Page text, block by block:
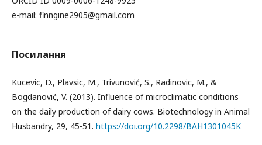
e-mail: finngine2905@gmail.com
Посилання
Kucevic, D., Plavsic, M., Trivunović, S., Radinovic, M., &
Bogdanović, V. (2013). Influence of microclimatic conditions
on the daily production of dairy cows. Biotechnology in Animal
Husbandry, 29, 45-51. https://doi.org/10.2298/BAH1301045K